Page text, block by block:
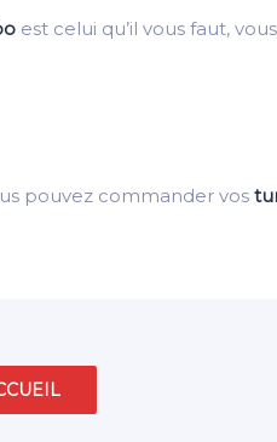
est celui qu’il vous faut,
pouvez commander vos